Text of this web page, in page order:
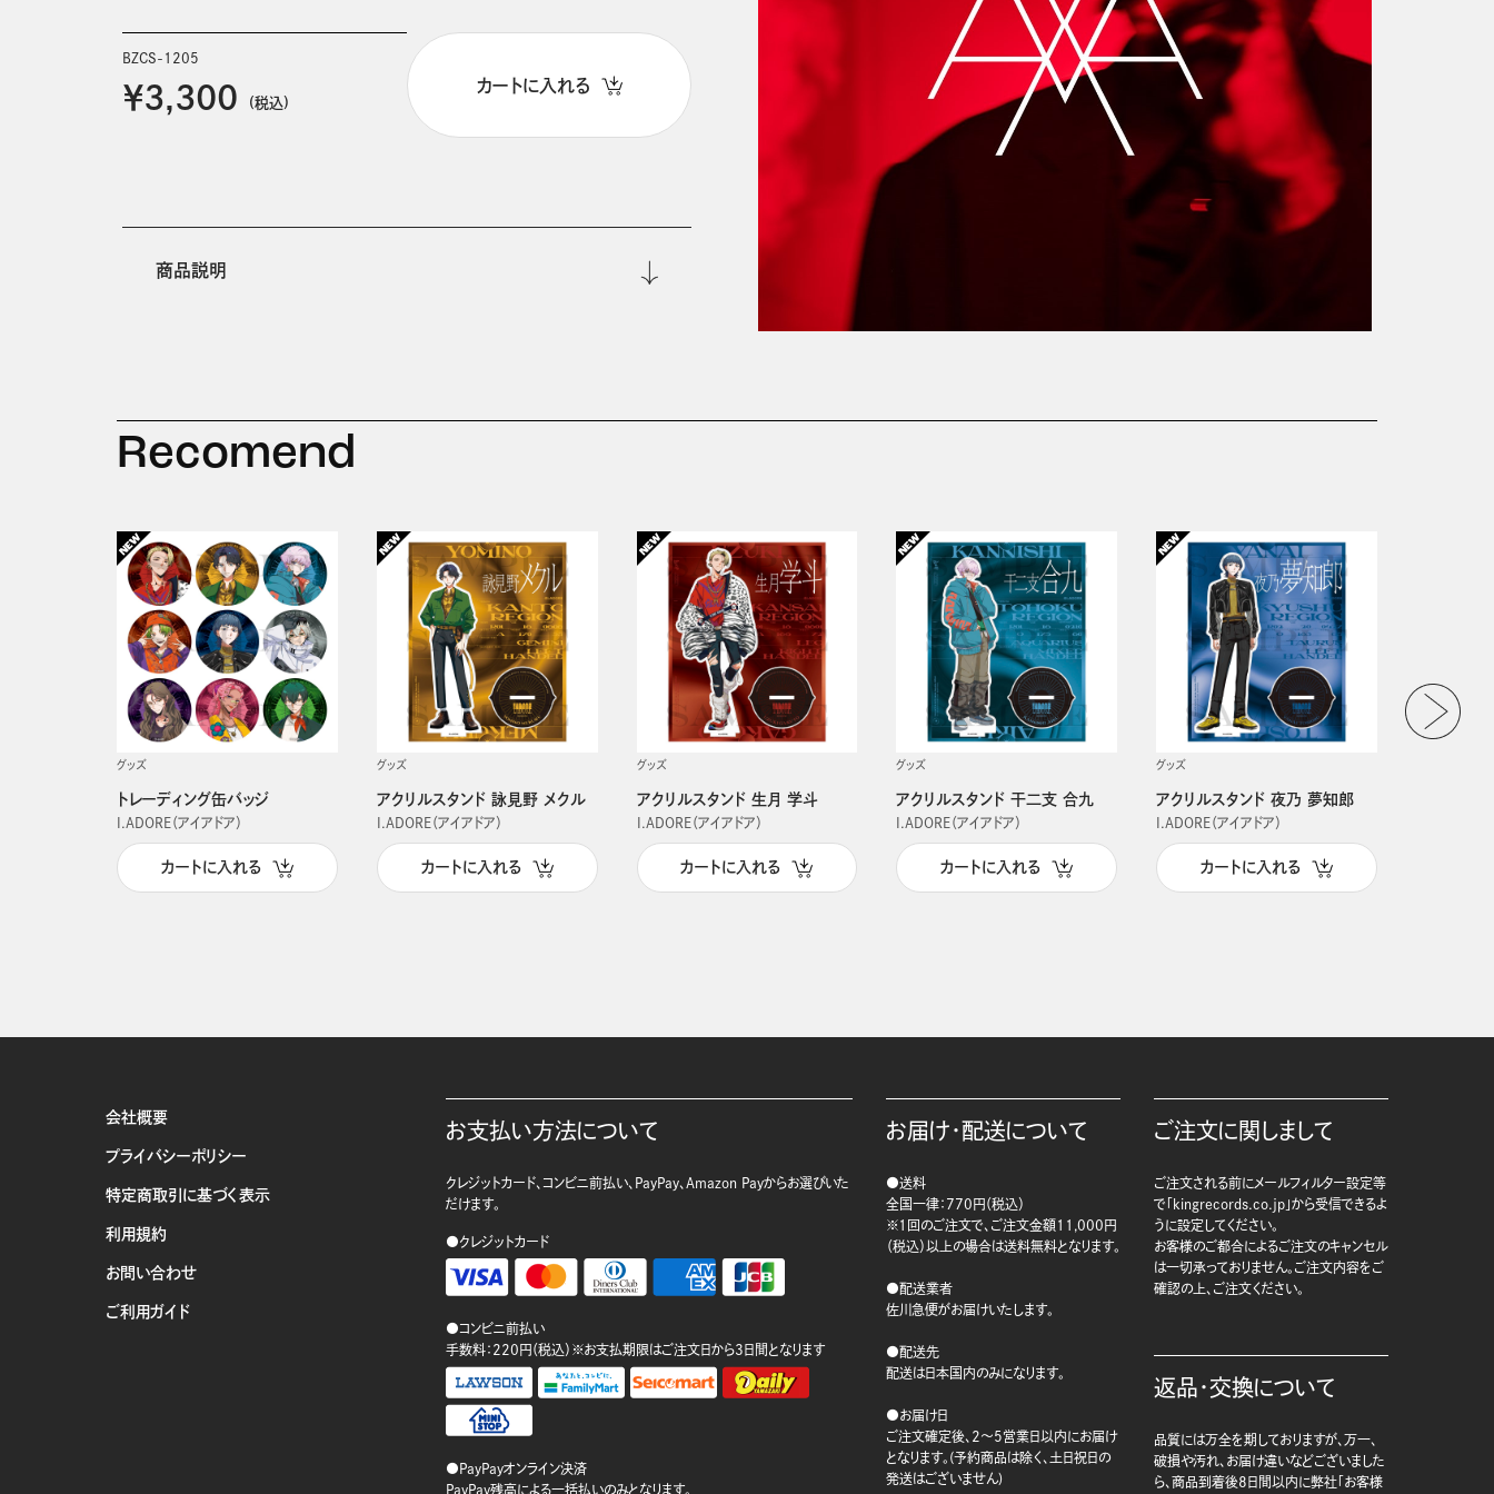
BZCS-1205
￥3,300 (税込)
カートに入れる
商品説明
Recomend
グッズ
トレーディング缶バッジ
I.ADORE（アイアドア）
カートに入れる
グッズ
アクリルスタンド 詠見野 メクル
I.ADORE（アイアドア）
カートに入れる
グッズ
アクリルスタンド 生月 学斗
I.ADORE（アイアドア）
カートに入れる
グッズ
アクリルスタンド 干二支 合九
I.ADORE（アイアドア）
カートに入れる
グッズ
アクリルスタンド 夜乃 夢知郎
I.ADORE（アイアドア）
カートに入れる
会社概要
プライバシーポリシー
特定商取引に基づく表示
利用規約
お問い合わせ
ご利用ガイド
お支払い方法について
クレジットカード、コンビニ前払い、PayPay、Amazon Payからお選びいた
だけます。
●クレジットカード
●コンビニ前払い
手数料：220円（税込）※お支払期限はご注文日から3日間となります
●PayPayオンライン決済
PayPay残高による一括払いのみとなります。
お届け・配送について
●送料
全国一律：770円（税込）
※1回のご注文で、ご注文金額11,000円
（税込）以上の場合は送料無料となります。
●配送業者
佐川急便がお届けいたします。
●配送先
配送は日本国内のみになります。
●お届け日
ご注文確定後、2～5営業日以内にお届け
となります。(予約商品は除く、土日祝日の
発送はございません)
ご注文に関しまして
ご注文される前にメールフィルター設定等
で「kingrecords.co.jp」から受信できるよ
うに設定してください。
お客様のご都合によるご注文のキャンセル
は一切承っておりません。ご注文内容をご
確認の上、ご注文ください。
返品・交換について
品質には万全を期しておりますが、万一、
破損や汚れ、お届け違いなどございました
ら、商品到着後8日間以内に弊社「お客様